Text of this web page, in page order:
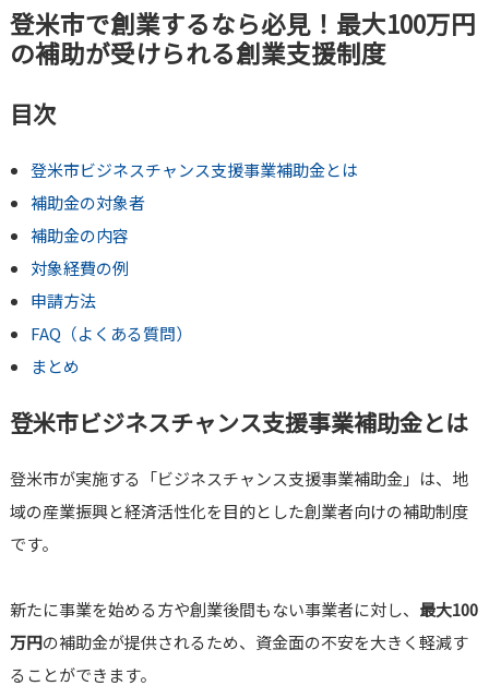
登米市で創業するなら必見！最大100万円
の補助が受けられる創業支援制度
目次
登米市ビジネスチャンス支援事業補助金とは
補助金の対象者
補助金の内容
対象経費の例
申請方法
FAQ（よくある質問）
まとめ
登米市ビジネスチャンス支援事業補助金とは
登米市が実施する「ビジネスチャンス支援事業補助金」は、地
域の産業振興と経済活性化を目的とした創業者向けの補助制度
です。
新たに事業を始める方や創業後間もない事業者に対し、 最大100
万円の補助金が提供されるため、資金面の不安を大きく軽減す
ることができます。